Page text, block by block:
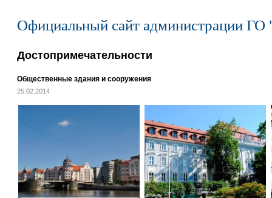
Официальный сайт администрации ГО
Достопримечательности
Общественные здания и сооружения
25.02.2014